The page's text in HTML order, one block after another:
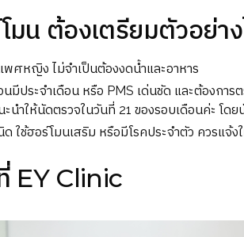
น ต้องเตรียมตัวอย่าง
พศหญิง ไม่จำเป็นต้องงดน้ำและอาหาร
ประจำเดือน หรือ PMS เด่นชัด และต้องการ
นะนำให้นัดตรวจในวันที่ 21 ของรอบเดือนค่ะ โด
ด ใช้ฮอร์โมนเสริม หรือมีโรคประจำตัว ควรแ
EY Clinic